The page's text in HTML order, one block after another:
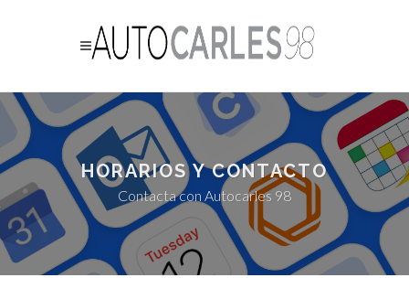
HORARIOS Y CONTACTO
Contacta con Autocarles 98